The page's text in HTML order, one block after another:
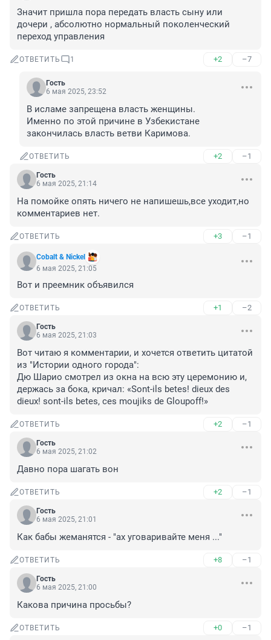
Значит пришла пора передать власть сыну или
дочери , абсолютно нормальный поколенческий
переход управления
ОТВЕТИТЬ 1 +2 –7
Гость
6 мая 2025, 23:52
В исламе запрещена власть женщины.
Именно по этой причине в Узбекистане
закончилась власть ветви Каримова.
ОТВЕТИТЬ +2 –1
Гость
6 мая 2025, 21:14
На помойке опять ничего не напишешь,все уходит,но
комментариев нет.
ОТВЕТИТЬ +3 –1
Cobalt & Nickel
6 мая 2025, 21:05
Вот и преемник объявился
ОТВЕТИТЬ +1 –2
Гость
6 мая 2025, 21:03
Вот читаю я комментарии, и хочется ответить цитатой
из "Истории одного города":
Дю Шарио смотрел из окна на всю эту церемонию и,
держась за бока, кричал: «Sont-ils betes! dieux des
dieux! sont-ils betes, ces moujiks de Gloupoff!»
ОТВЕТИТЬ +2 –1
Гость
6 мая 2025, 21:02
Давно пора шагать вон
ОТВЕТИТЬ +2 –1
Гость
6 мая 2025, 21:01
Как бабы жеманятся - "ах уговаривайте меня ..."
ОТВЕТИТЬ +8 –1
Гость
6 мая 2025, 21:00
Какова причина просьбы?
ОТВЕТИТЬ +0 –1